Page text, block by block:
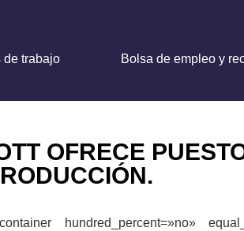
de trabajo Bolsa de empleo y
OFRECE
hundred_percent=»no»